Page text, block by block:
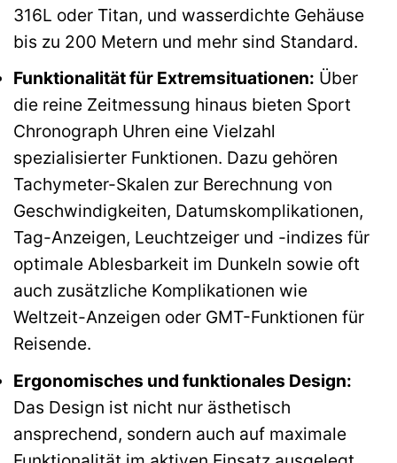
316L oder Titan, und wasserdichte Gehäuse
bis zu 200 Metern und mehr sind Standard.
Funktionalität für Extremsituationen: Über
die reine Zeitmessung hinaus bieten Sport
Chronograph Uhren eine Vielzahl
spezialisierter Funktionen. Dazu gehören
Tachymeter-Skalen zur Berechnung von
Geschwindigkeiten, Datumskomplikationen,
Tag-Anzeigen, Leuchtzeiger und -indizes für
optimale Ablesbarkeit im Dunkeln sowie oft
auch zusätzliche Komplikationen wie
Weltzeit-Anzeigen oder GMT-Funktionen für
Reisende.
Ergonomisches und funktionales Design:
Das Design ist nicht nur ästhetisch
ansprechend, sondern auch auf maximale